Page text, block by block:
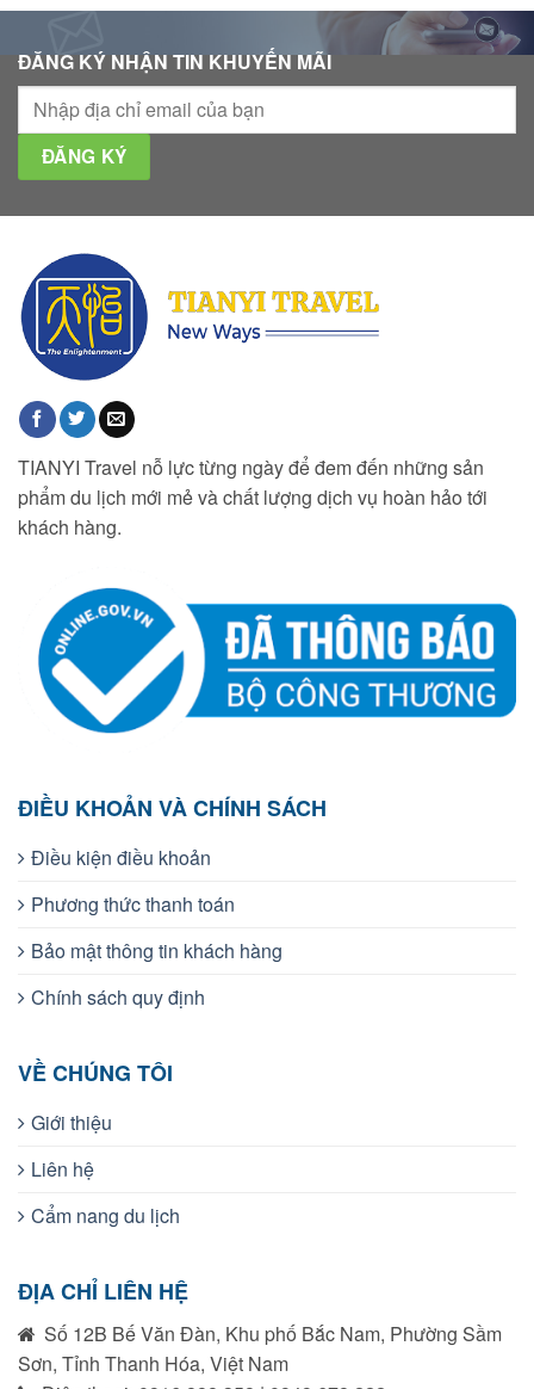
ĐĂNG KÝ NHẬN TIN KHUYẾN MÃI
TIANYI Travel nỗ lực từng ngày để đem đến những sản
phẩm du lịch mới mẻ và chất lượng dịch vụ hoàn hảo tới
khách hàng.
ĐIỀU KHOẢN VÀ CHÍNH SÁCH
Điều kiện điều khoản
Phương thức thanh toán
Bảo mật thông tin khách hàng
Chính sách quy định
VỀ CHÚNG TÔI
Giới thiệu
Liên hệ
Cẩm nang du lịch
ĐỊA CHỈ LIÊN HỆ
Số 12B Bế Văn Đàn, Khu phố Bắc Nam, Phường Sầm
Sơn, Tỉnh Thanh Hóa, Việt Nam